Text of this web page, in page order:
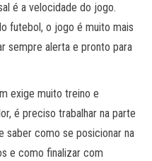
é a velocidade do jogo.
futebol, o jogo é muito mais
sempre alerta e pronto para
exige muito treino e
é preciso trabalhar na parte
saber como se posicionar na
e como finalizar com